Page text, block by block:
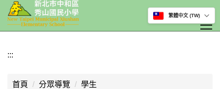
到
選擇網站語言
:::
首頁 分眾導覽 學生